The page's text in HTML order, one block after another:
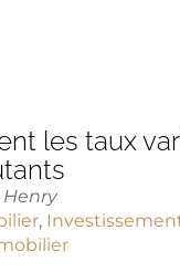
les taux
,